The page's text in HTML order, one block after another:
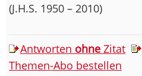
(J.H.S. 1950 – 2010)
Antworten ohne Zitat
Themen-Abo bestellen